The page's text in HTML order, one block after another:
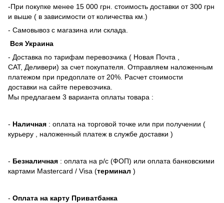
-При покупке менее 15 000 грн. стоимость доставки от 300 грн
и выше ( в зависимости от количества км.)
- Самовывоз с магазина или склада.
Вся Украина
- Доставка по тарифам перевозчика ( Новая Почта ,
САТ, Деливери) за счет покупателя. Отправляем наложенным
платежом при предоплате от 20%. Расчет стоимости
доставки на сайте перевозчика.
Мы предлагаем 3 варианта оплаты товара :
- Наличная : оплата на торговой точке или при получении (
курьеру , наложенный платеж в службе доставки )
- Безналичная : оплата на р/с (ФОП) или оплата банковскими
картами Mastercard / Visa (терминал )
- Оплата на карту Приватбанка